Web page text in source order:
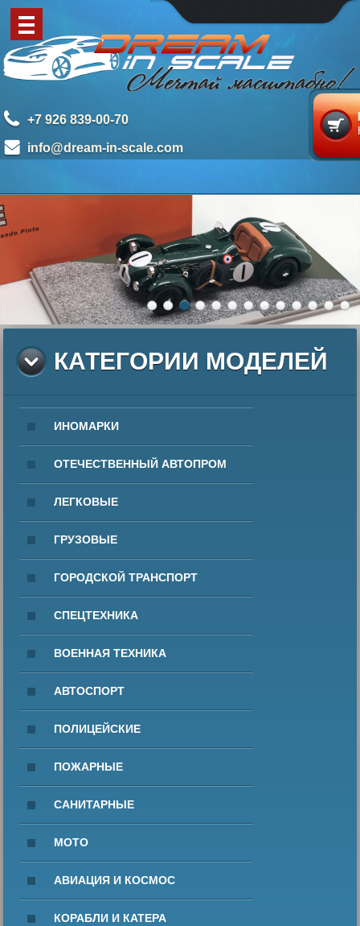
+7 926 839-00-70
info@dream-in-scale.com
КАТЕГОРИИ МОДЕЛЕЙ
ИНОМАРКИ
ОТЕЧЕСТВЕННЫЙ АВТОПРОМ
ЛЕГКОВЫЕ
ГРУЗОВЫЕ
ГОРОДСКОЙ ТРАНСПОРТ
СПЕЦТЕХНИКА
ВОЕННАЯ ТЕХНИКА
АВТОСПОРТ
ПОЛИЦЕЙСКИЕ
ПОЖАРНЫЕ
САНИТАРНЫЕ
МОТО
АВИАЦИЯ И КОСМОС
КОРАБЛИ И КАТЕРА